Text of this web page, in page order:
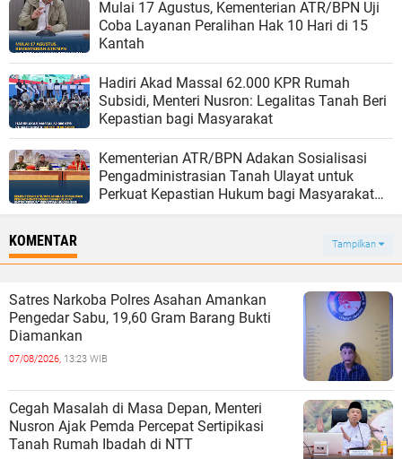
Mulai 17 Agustus, Kementerian ATR/BPN Uji
Coba Layanan Peralihan Hak 10 Hari di 15
Kantah
Hadiri Akad Massal 62.000 KPR Rumah
Subsidi, Menteri Nusron: Legalitas Tanah Beri
Kepastian bagi Masyarakat
Kementerian ATR/BPN Adakan Sosialisasi
Pengadministrasian Tanah Ulayat untuk
Perkuat Kepastian Hukum bagi Masyarakat
KOMENTAR
Tampilkan
Satres Narkoba Polres Asahan Amankan
Pengedar Sabu, 19,60 Gram Barang Bukti
Diamankan
07/08/2026, 13:23 WIB
Cegah Masalah di Masa Depan, Menteri
Nusron Ajak Pemda Percepat Sertipikasi
Tanah Rumah Ibadah di NTT